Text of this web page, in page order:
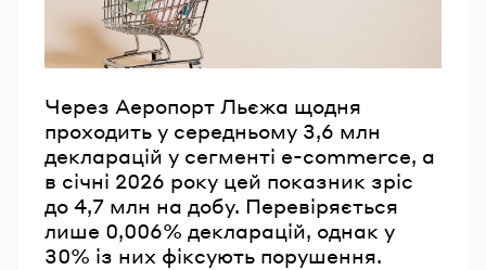
Через Аеропорт Льєжа щодня
проходить у середньому 3,6 млн
декларацій у сегменті e-commerce, а
в січні 2026 року цей показник зріс
до 4,7 млн на добу. Перевіряється
лише 0,006% декларацій, однак у
30% із них фіксують порушення.